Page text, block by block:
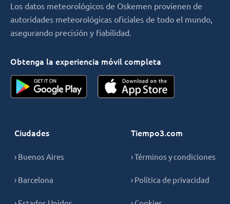
Los datos meteorológicos de Oskemen provienen de
autoridades meteorológicas oficiales de todo el mundo,
asegurando precisión y fiabilidad.
Obtenga la experiencia móvil completa
Ciudades
› Buenos Aires
› Barcelona
Tiempo3.com
› Términos y condiciones
› Política de privacidad